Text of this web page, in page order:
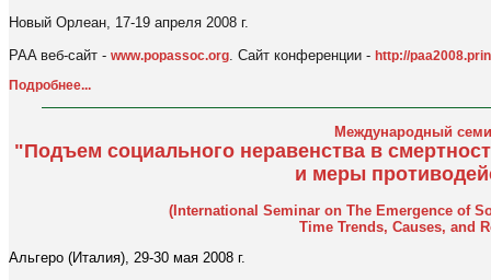
Новый Орлеан, 17-19 апреля 2008 г.
PAA веб-сайт - www.popassoc.org . Сайт конференции - http://
Подробнее...
Международный
"Подъем социального неравенства в
и меры
(International Seminar on The Emergence of
Time Trends, Causes, and
Альгеро (Италия), 29-30 мая 2008 г.